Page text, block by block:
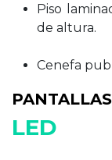
Piso
de altura.
Cenefa
PANTALLAS
LED